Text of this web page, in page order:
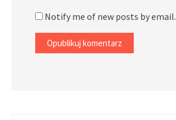
Notify me of new posts by email.